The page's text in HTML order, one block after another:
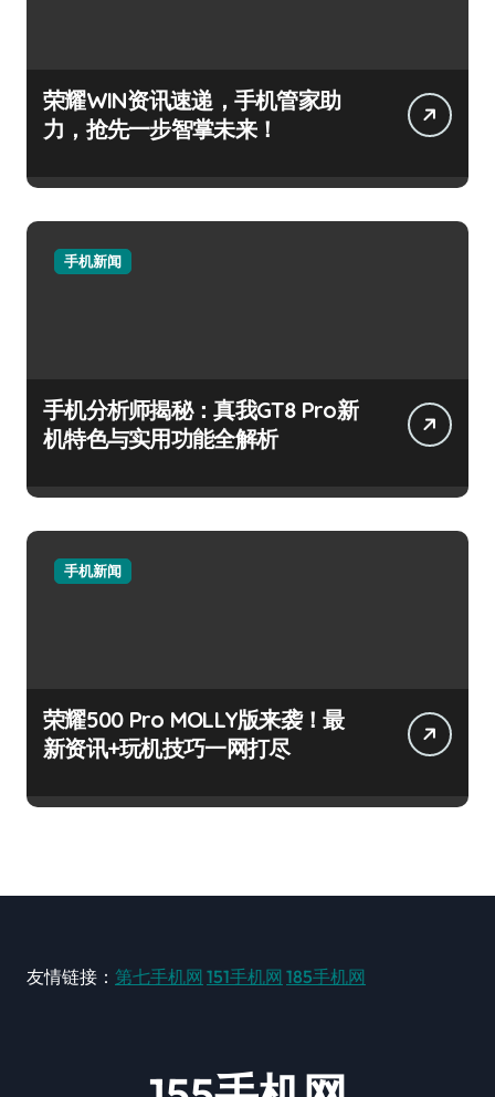
荣耀WIN资讯速递，手机管家助
力，抢先一步智掌未来！
手机新闻
手机分析师揭秘：真我GT8 Pro新
机特色与实用功能全解析
手机新闻
荣耀500 Pro MOLLY版来袭！最
新资讯+玩机技巧一网打尽
友情链接： 第七手机网 151手机网 185手机网